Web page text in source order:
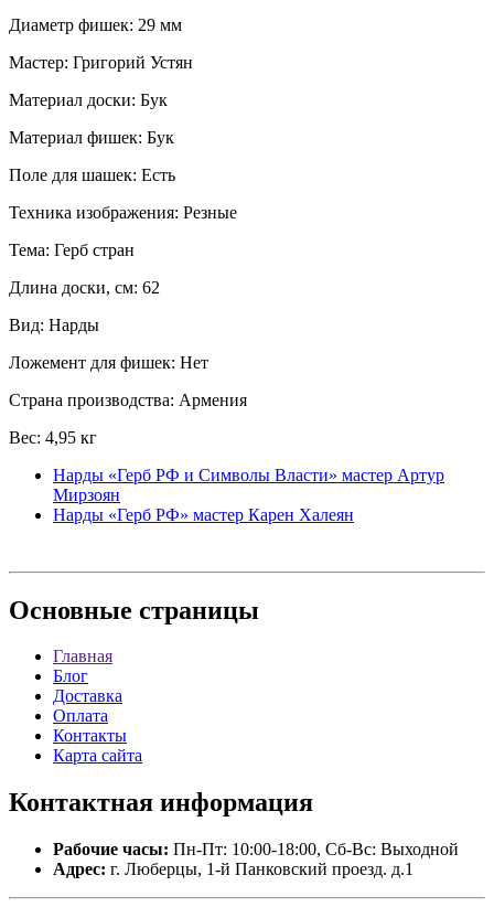
Диаметр фишек: 29 мм
Мастер: Григорий Устян
Материал доски: Бук
Материал фишек: Бук
Поле для шашек: Есть
Техника изображения: Резные
Тема: Герб стран
Длина доски, см: 62
Вид: Нарды
Ложемент для фишек: Нет
Страна производства: Армения
Вес: 4,95 кг
Нарды «Герб РФ и Символы Власти» мастер Артур
Мирзоян
Нарды «Герб РФ» мастер Карен Халеян
Основные страницы
Главная
Блог
Доставка
Оплата
Контакты
Карта сайта
Контактная информация
Рабочие часы: Пн-Пт: 10:00-18:00, Сб-Вс: Выходной
Адрес: г. Люберцы, 1-й Панковский проезд. д.1